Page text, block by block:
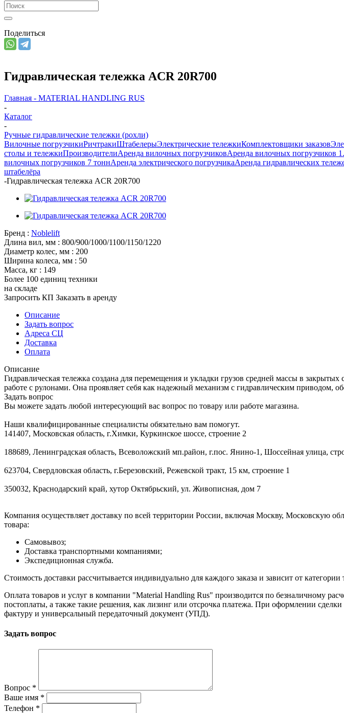
Поделиться
Гидравлическая тележка ACR 20R700
Главная - MATERIAL HANDLING RUS
-
Каталог
-
Ручные гидравлические тележки (рохли)
Вилочные погрузчикиРичтракиШтабелерыЭлектрические тележкиКомплектовщики заказов
столы и тележкиПроизводителиАренда вилочных погрузчиковАренда вилочных погрузчиков
вилочных погрузчиков 7 тоннАренда электрического погрузчикаАренда гидравлических
штабелёра
-Гидравлическая тележка ACR 20R700
Бренд : Noblelift
Длина вил, мм : 800/900/1000/1100/1150/1220
Диаметр колес, мм : 200
Ширина колеса, мм : 50
Масса, кг : 149
Более 100 единиц техники
на складе
Запросить КП Заказать в аренду
Описание
Задать вопрос
Адреса СЦ
Доставка
Оплата
Описание
Гидравлическая тележка создана для перемещения и укладки грузов средней массы в
работе с рулонами. Она проявляет себя как надежный механизм с гидравлическим приводом,
Задать вопрос
Вы можете задать любой интересующий вас вопрос по товару или работе магазина.
Наши квалифицированные специалисты обязательно вам помогут.
141407, Московская область, г.Химки, Куркинское шоссе, строение 2
188689, Ленинградская область, Всеволожский мп.район, г.пос. Янино-1, Шоссейная улица,
623704, Свердловская область, г.Березовский, Режевской тракт, 15 км, строение 1
350032, Краснодарский край, хутор Октябрьский, ул. Живописная, дом 7
Компания осуществляет доставку по всей территории России, включая Москву, Московскую
товара:
Самовывоз;
Доставка транспортными компаниями;
Экспедиционная служба.
Стоимость доставки рассчитывается индивидуально для каждого заказа и зависит от категории
Оплата товаров и услуг в компании "Material Handling Rus" производится по безналичному
постоплаты, а также такие решения, как лизинг или отсрочка платежа. При оформлении
фактуру и универсальный передаточный документ (УПД).
Задать вопрос
Вопрос *
Ваше имя *
Телефон *